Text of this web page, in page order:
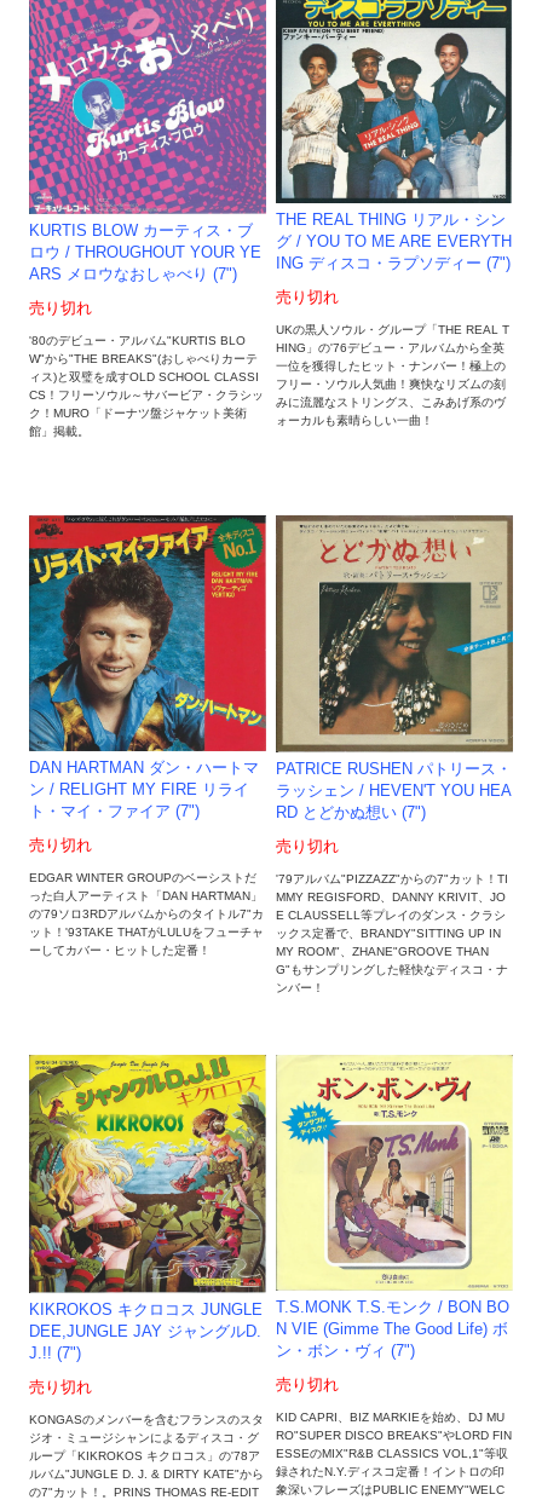
KURTIS BLOW カーティス・ブ
ロウ / THROUGHOUT YOUR YE
ARS メロウなおしゃべり (7")
売り切れ
'80のデビュー・アルバム"KURTIS BLO
W"から"THE BREAKS"(おしゃべりカーテ
ィス)と双璧を成すOLD SCHOOL CLASSI
CS！フリーソウル～サバービア・クラシッ
ク！MURO「ドーナツ盤ジャケット美術
館」掲載。
THE REAL THING リアル・シン
グ / YOU TO ME ARE EVERYTH
ING ディスコ・ラプソディー (7")
売り切れ
UKの黒人ソウル・グループ「THE REAL T
HING」の'76デビュー・アルバムから全英
一位を獲得したヒット・ナンバー！極上の
フリー・ソウル人気曲！爽快なリズムの刻
みに流麗なストリングス、こみあげ系のヴ
ォーカルも素晴らしい一曲！
DAN HARTMAN ダン・ハートマ
ン / RELIGHT MY FIRE リライ
ト・マイ・ファイア (7")
売り切れ
EDGAR WINTER GROUPのベーシストだ
った白人アーティスト「DAN HARTMAN」
の'79ソロ3RDアルバムからのタイトル7"カ
ット！'93TAKE THATがLULUをフューチャ
ーしてカバー・ヒットした定番！
PATRICE RUSHEN パトリース・
ラッシェン / HEVEN'T YOU HEA
RD とどかぬ想い (7")
売り切れ
'79アルバム"PIZZAZZ"からの7"カット！TI
MMY REGISFORD、DANNY KRIVIT、JO
E CLAUSSELL等プレイのダンス・クラシ
ックス定番で、BRANDY"SITTING UP IN
MY ROOM"、ZHANE"GROOVE THAN
G"もサンプリングした軽快なディスコ・ナ
ンバー！
KIKROKOS キクロコス JUNGLE
DEE,JUNGLE JAY ジャングルD.
J.!! (7")
売り切れ
KONGASのメンバーを含むフランスのスタ
ジオ・ミュージシャンによるディスコ・グ
ループ「KIKROKOS キクロコス」の'78ア
ルバム"JUNGLE D. J. & DIRTY KATE"から
の7"カット！。PRINS THOMAS RE-EDIT
T.S.MONK T.S.モンク / BON BO
N VIE (Gimme The Good Life) ボ
ン・ボン・ヴィ (7")
売り切れ
KID CAPRI、BIZ MARKIEを始め、DJ MU
RO"SUPER DISCO BREAKS"やLORD FIN
ESSEのMIX"R&B CLASSICS VOL,1"等収
録されたN.Y.ディスコ定番！イントロの印
象深いフレーズはPUBLIC ENEMY"WELC